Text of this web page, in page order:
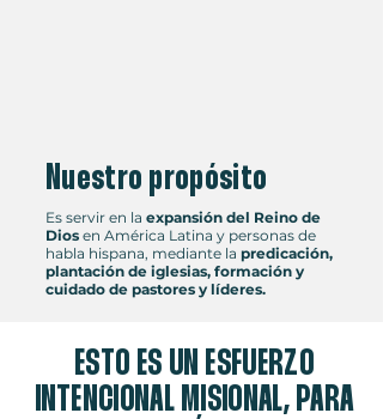
Nuestro propósito
Es servir en la expansión del Reino de
Dios en América Latina y personas de
habla hispana, mediante la predicación,
plantación de iglesias, formación y
cuidado de pastores y líderes.
ESTO ES UN ESFUERZO
INTENCIONAL MISIONAL, PARA